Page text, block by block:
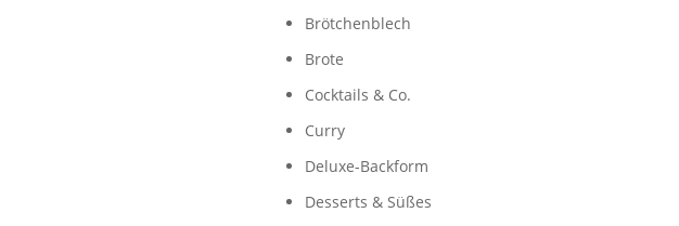
Brötchenblech
Brote
Cocktails & Co.
Curry
Deluxe-Backform
Desserts & Süßes